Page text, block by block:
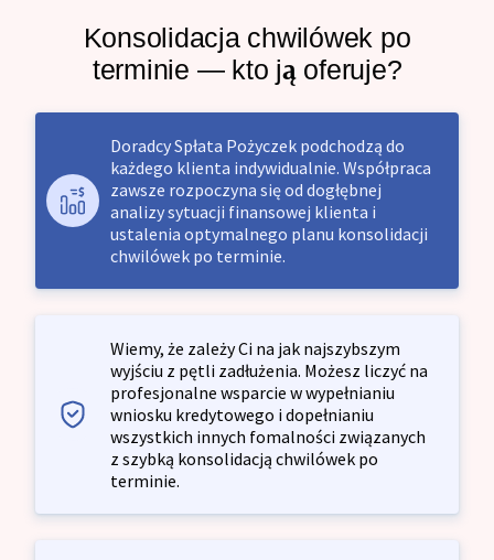
Konsolidacja chwilówek po
terminie — kto ją oferuje?
Doradcy Spłata Pożyczek podchodzą do
każdego klienta indywidualnie. Współpraca
zawsze rozpoczyna się od dogłębnej
analizy sytuacji finansowej klienta i
ustalenia optymalnego planu konsolidacji
chwilówek po terminie.
Wiemy, że zależy Ci na jak najszybszym
wyjściu z pętli zadłużenia. Możesz liczyć na
profesjonalne wsparcie w wypełnianiu
wniosku kredytowego i dopełnianiu
wszystkich innych fomalności związanych
z szybką konsolidacją chwilówek po
terminie.